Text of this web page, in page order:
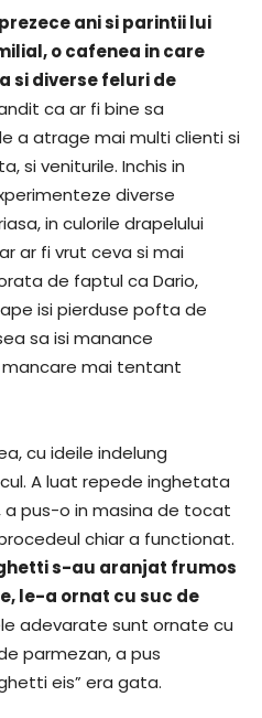
ani si parintii lui
o cafenea in care
si diverse feluri de
ca ar fi bine sa
a atrage mai multi clienti si
si veniturile. Inchis in
diverse
in culorile drapelului
ar fi vrut ceva si mai
de faptul ca Dario,
isi pierduse pofta de
sa isi manance
mai tentant
cu ideile indelung
A luat repede inghetata
pus-o in masina de tocat
chiar a functionat.
s-au aranjat frumos
le-a ornat cu suc de
adevarate sunt ornate cu
parmezan, a pus
eis” era gata.